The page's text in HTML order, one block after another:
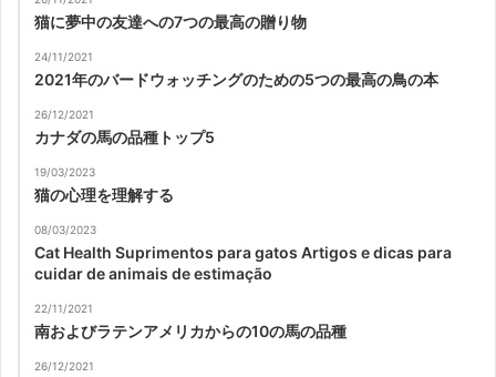
猫に夢中の友達への7つの最高の贈り物
24/11/2021
2021年のバードウォッチングのための5つの最高の鳥の本
26/12/2021
カナダの馬の品種トップ5
19/03/2023
猫の心理を理解する
08/03/2023
Cat Health Suprimentos para gatos Artigos e dicas para
cuidar de animais de estimação
22/11/2021
南およびラテンアメリカからの10の馬の品種
26/12/2021